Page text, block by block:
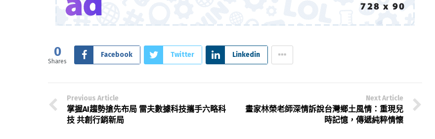
0
Shares
Facebook Twitter Linkedin
Previous Article
掌握AI趨勢搶先布局 雷夫數據科技攜手六略科
技 共創行銷新局
Next Article
畫家林榮老師深情訴說台灣鄉土風情：重現兒
時記憶，傳遞純粹情懷